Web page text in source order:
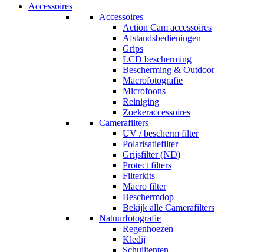
Accessoires
Accessoires
Action Cam accessoires
Afstandsbedieningen
Grips
LCD bescherming
Bescherming & Outdoor
Macrofotografie
Microfoons
Reiniging
Zoekeraccessoires
Camerafilters
UV / bescherm filter
Polarisatiefilter
Grijsfilter (ND)
Protect filters
Filterkits
Macro filter
Beschermdop
Bekijk alle Camerafilters
Natuurfotografie
Regenhoezen
Kledij
Schuiltenten